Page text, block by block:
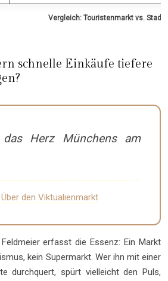
Vergleich: Touristenmarkt vs.
schnelle Einkäufe tiefere
Herz Münchens am
Über den Viktualienmarkt
erfasst die Essenz: Ein Markt
kein Supermarkt. Wer ihn mit einer
durchquert, spürt vielleicht den Puls,